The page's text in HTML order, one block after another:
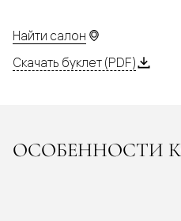
Найти салон
Скачать буклет (PDF)
ОСОБЕННОСТИ